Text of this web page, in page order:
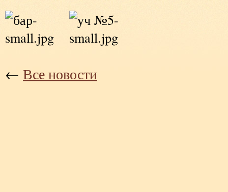
← Все новости